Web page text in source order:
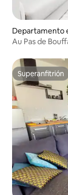
Departamento
Au Pas de
Superanfitrión
Superanfitrión